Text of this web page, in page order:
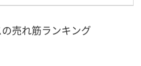
売れ筋ランキング